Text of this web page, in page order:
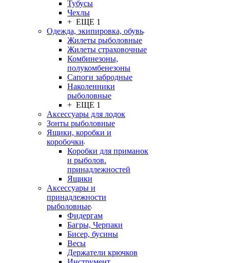
Тубусы
Чехлы
+ ЕЩЕ 1
Одежда, экипировка, обувь
Жилеты рыболовные
Жилеты страховочные
Комбинезоны,
полукомбенезоны
Сапоги забродные
Наколенники
рыболовные
+ ЕЩЕ 1
Аксессуары для лодок
Зонты рыболовные
Ящики, коробки и
коробочки
Коробки для приманок
и рыболов.
принадлежностей
Ящики
Аксессуары и
принадлежности
рыболовные
Фидергам
Багры, Черпаки
Бисер, бусины
Весы
Держатели крючков